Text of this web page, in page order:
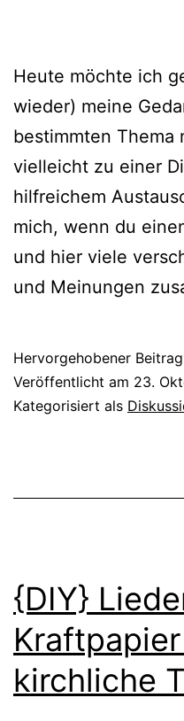
Heute möchte ich
wieder) meine
bestimmten Thema
vielleicht zu einer
hilfreichem
mich, wenn du
und hier viele
und Meinungen
Hervorgehobener Beitrag
Veröffentlicht am 23.
Kategorisiert als
{DIY}
kirchliche